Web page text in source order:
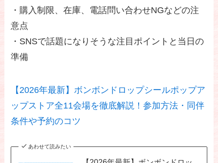
・購入制限、在庫、電話問い合わせNGなどの注
意点
・SNSで話題になりそうな注目ポイントと当日の
準備
【2026年最新】ボンボンドロップシールポップア
ップストア全11会場を徹底解説！参加方法・同伴
条件や予約のコツ
あわせて読みたい